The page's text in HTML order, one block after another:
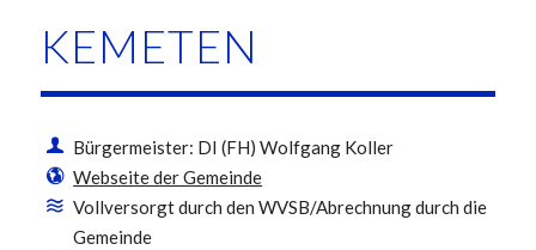
KEMETEN
Bürgermeister: DI (FH) Wolfgang Koller
Webseite der Gemeinde
Vollversorgt durch den WVSB/Abrechnung durch die
Gemeinde